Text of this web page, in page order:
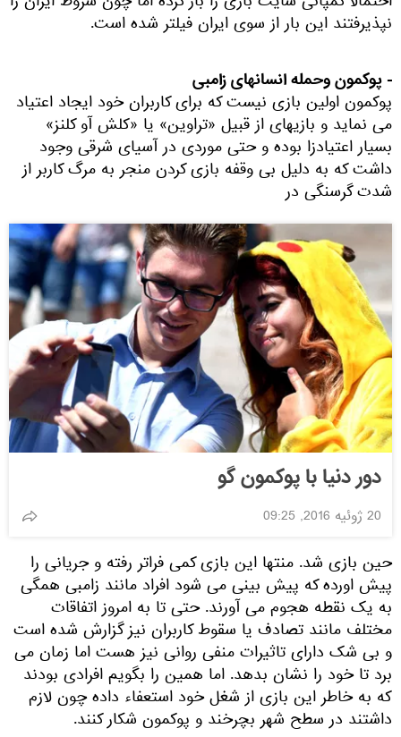
نپذیرفتند این بار از سوی ایران فیلتر شده است.
- پوکمون وحمله انسانهای زامبی
پوکمون اولین بازی نیست که برای کاربران خود ایجاد اعتیاد
می نماید و بازیهای از قبیل «تراوین» یا «کلش آو کلنز»
بسیار اعتیادزا بوده و حتی موردی در آسیای شرقی وجود
داشت که به دلیل بی وقفه بازی کردن منجر به مرگ کاربر از
شدت گرسنگی در
دور دنیا با پوکمون گو
20 ژوئیه 2016, 09:25
حین بازی شد. منتها این بازی کمی فراتر رفته و جریانی را
پیش اورده که پیش بینی می شود افراد مانند زامبی همگی
به یک نقطه هجوم می آورند. حتی تا به امروز اتفاقات
مختلف مانند تصادف یا سقوط کاربران نیز گزارش شده است
و بی شک دارای تاثیرات منفی روانی نیز هست اما زمان می
برد تا خود را نشان بدهد. اما همین را بگویم افرادی بودند
که به خاطر این بازی از شغل خود استعفاء داده چون لازم
داشتند در سطح شهر بچرخند و پوکمون شکار کنند.